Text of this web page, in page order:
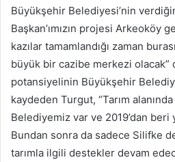
Büyükşehir Belediyesi’nin
Başkan’ımızın projesi Arkeoköy
kazılar tamamlandığı zaman
büyük bir cazibe merkezi olacak”
potansiyelinin Büyükşehir
kaydeden Turgut, “Tarım
Belediyemiz var ve 2019’dan beri
Bundan sonra da sadece Silifke
tarımla ilgili destekler devam